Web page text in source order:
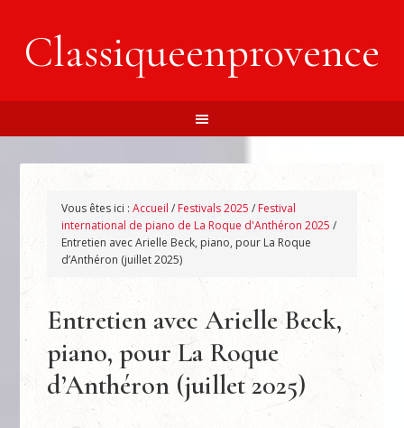
Classiqueenprovence
Vous êtes ici :Accueil / Festivals 2025 / Festival
international de piano de La Roque d'Anthéron 2025 /
Entretien avec Arielle Beck, piano, pour La Roque
d’Anthéron (juillet 2025)
Entretien avec Arielle Beck,
piano, pour La Roque
d’Anthéron (juillet 2025)